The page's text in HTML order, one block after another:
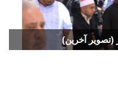
(تصوير آخرين)